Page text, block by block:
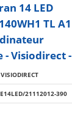
14 LED
TL A1
- Visiodirect -
21112012-390